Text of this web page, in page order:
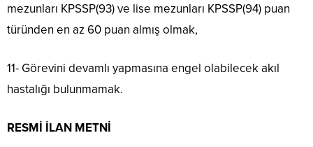
mezunları KPSSP(93) ve lise mezunları KPSSP(94) puan
türünden en az 60 puan almış olmak,
11- Görevini devamlı yapmasına engel olabilecek akıl
hastalığı bulunmamak.
RESMİ İLAN METNİ